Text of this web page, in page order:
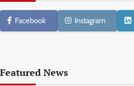
Facebook Instagram
Featured News